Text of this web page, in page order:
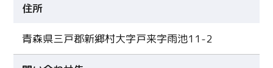
住所
青森県三戸郡新郷村大字戸来字雨池11-2